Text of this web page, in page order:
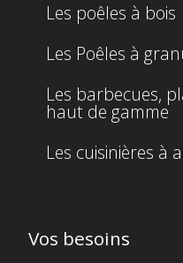
Les poêles à bois
Les Poêles à
Les barbecues,
haut de gamme
Les cuisinières à
Vos besoins